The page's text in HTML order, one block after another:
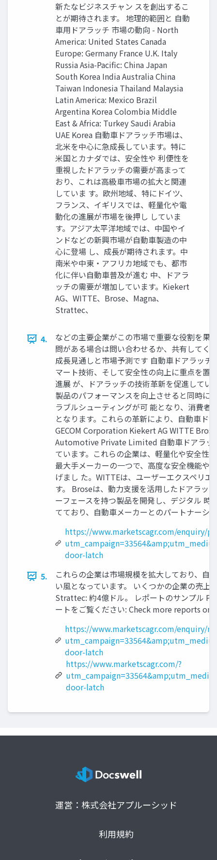
新たなビジネスチャン スを創出するこ
とが期待されます。 地理的範囲と 自動
車用ドアラッチ 市場の動向 - North
America: United States Canada
Europe: Germany France U.K. Italy
Russia Asia-Pacific: China Japan
South Korea India Australia China
Taiwan Indonesia Thailand Malaysia
Latin America: Mexico Brazil
Argentina Korea Colombia Middle
East & Africa: Turkey Saudi Arabia
UAE Korea 自動車ドアラッチ市場は、
北米を中心に急成長しています。特に
米国とカナダでは、安全性や 利便性を
重視したドアラッチの需要が高まって
おり、これは高級車市場の拡大と関連
していま す。欧州地域、特にドイツ、
フランス、イギリスでは、軽量化や電
動化の進展が市場を後押し していま
す。アジア太平洋地域では、中国やイ
ンドなどの新興市場が自動車製造の中
心に登場 し、成長が期待されます。中
南米や中東・アフリカ地域でも、都市
化に伴い自動車普及が進む 中、ドアラ
ッチの需要が増加しています。Kiekert
AG、WITTE、Brose、Magna、
Strattec、
4.
などの主要企業がこの市場で重要な役割を果
問がある場合は問い合わせるか、共有して
成長見通しと市場予測です 自動車ドアラッ
マート技術、そして安全性の向上に重点を置
進展 が、ドアラッチの技術革新を促進して
製品のパフォーマンスを向上させると同時に
ラブルシューティングが可 能となり、消費
となります。これらの革新により、自動車ド
GECOM Corporation Kiekert AG WITTE
Automotive Private Limited 自動車ドアラッ
ています。これらの企業は、軽量化や安全性
最大手メーカーの一つで、高度な安全機能や
げまし た。WITTEは、ユーザーエクスペリ
す。 Broseは、動力支援を活用したドアラッ
ーフェースを持つ製品を開発し、デジタル
てており、自動車メーカーとのパートナーシ
https://www.marketscagr.com/enquiry/
door-latch
5.
これらの企業は市場規模を拡大しており、自
い風となっています。 いくつかの企業の売
Strattec: 約4億ドル。 レポートのサンプル
ートをご覧ください: Check more reports
https://www.marketscagr.com/enquiry/
door-latch
https://www.marketscagr.com/?
door-latch
運営：株式会社アプルーシッド
利用規約